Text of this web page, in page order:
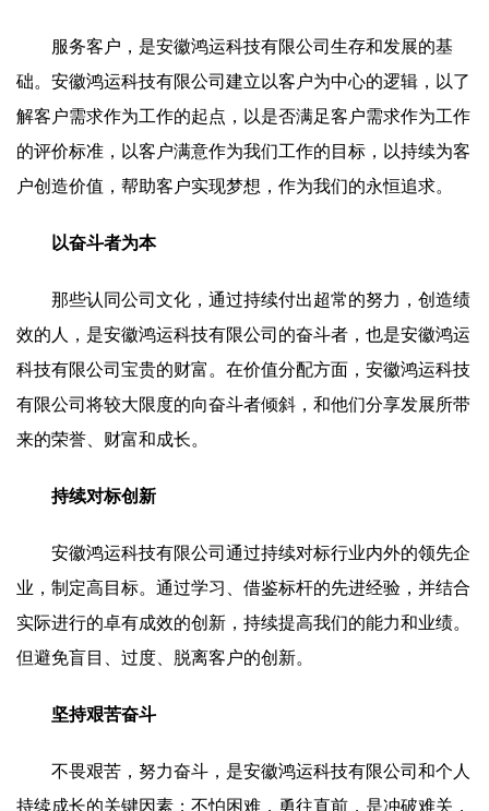
服务客户，是安徽鸿运科技有限公司生存和发展的基
础。安徽鸿运科技有限公司建立以客户为中心的逻辑，以了
解客户需求作为工作的起点，以是否满足客户需求作为工作
的评价标准，以客户满意作为我们工作的目标，以持续为客
户创造价值，帮助客户实现梦想，作为我们的永恒追求。
以奋斗者为本
那些认同公司文化，通过持续付出超常的努力，创造绩
效的人，是安徽鸿运科技有限公司的奋斗者，也是安徽鸿运
科技有限公司宝贵的财富。在价值分配方面，安徽鸿运科技
有限公司将较大限度的向奋斗者倾斜，和他们分享发展所带
来的荣誉、财富和成长。
持续对标创新
安徽鸿运科技有限公司通过持续对标行业内外的领先企
业，制定高目标。通过学习、借鉴标杆的先进经验，并结合
实际进行的卓有成效的创新，持续提高我们的能力和业绩。
但避免盲目、过度、脱离客户的创新。
坚持艰苦奋斗
不畏艰苦，努力奋斗，是安徽鸿运科技有限公司和个人
持续成长的关键因素；不怕困难，勇往直前，是冲破难关，